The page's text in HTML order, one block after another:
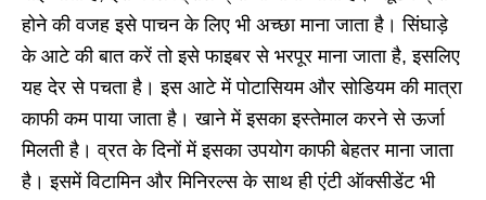
होने की वजह इसे पाचन के लिए भी अच्छा माना जाता है। सिंघाड़े
के आटे की बात करें तो इसे फाइबर से भरपूर माना जाता है, इसलिए
यह देर से पचता है। इस आटे में पोटासियम और सोडियम की मात्रा
काफी कम पाया जाता है। खाने में इसका इस्तेमाल करने से ऊर्जा
मिलती है। व्रत के दिनों में इसका उपयोग काफी बेहतर माना जाता
है। इसमें विटामिन और मिनिरल्स के साथ ही एंटी ऑक्सीडेंट भी